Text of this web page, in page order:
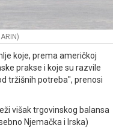
koje, prema američkoj
prakse i koje su razvile
tržišnih potreba", prenosi
višak trgovinskog balansa
Njemačka i Irska)